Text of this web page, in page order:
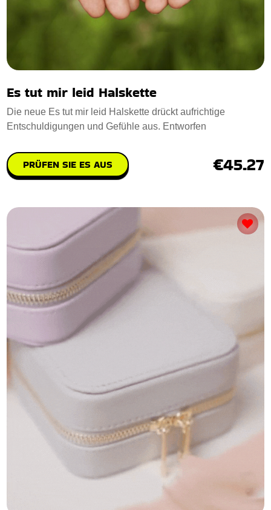
Es tut mir leid Halskette
Die neue Es tut mir leid Halskette drückt aufrichtige
Entschuldigungen und Gefühle aus. Entworfen
PRÜFEN SIE ES AUS €45.27